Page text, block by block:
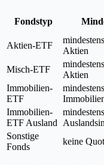
Fondstyp
Aktien-ETF
Aktien
Misch-ETF
Aktien
Immobilien-
ETF
Immobilien-
ETF Ausland
Sonstige
Fonds
keine